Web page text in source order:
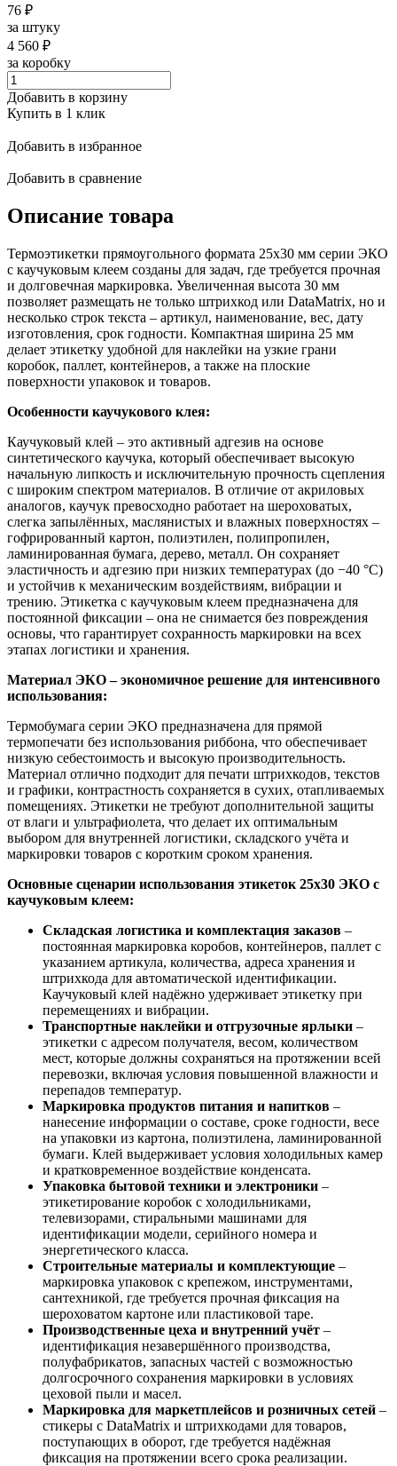
76 ₽
за штуку
4 560 ₽
за коробку
Добавить в корзину
Купить в 1 клик
Добавить в избранное
Добавить в сравнение
Описание товара
Термоэтикетки прямоугольного формата 25x30 мм серии ЭКО
с каучуковым клеем созданы для задач, где требуется прочная
и долговечная маркировка. Увеличенная высота 30 мм
позволяет размещать не только штрихкод или DataMatrix, но и
несколько строк текста – артикул, наименование, вес, дату
изготовления, срок годности. Компактная ширина 25 мм
делает этикетку удобной для наклейки на узкие грани
коробок, паллет, контейнеров, а также на плоские
поверхности упаковок и товаров.
Особенности каучукового клея:
Каучуковый клей – это активный адгезив на основе
синтетического каучука, который обеспечивает высокую
начальную липкость и исключительную прочность сцепления
с широким спектром материалов. В отличие от акриловых
аналогов, каучук превосходно работает на шероховатых,
слегка запылённых, маслянистых и влажных поверхностях –
гофрированный картон, полиэтилен, полипропилен,
ламинированная бумага, дерево, металл. Он сохраняет
эластичность и адгезию при низких температурах (до −40 °C)
и устойчив к механическим воздействиям, вибрации и
трению. Этикетка с каучуковым клеем предназначена для
постоянной фиксации – она не снимается без повреждения
основы, что гарантирует сохранность маркировки на всех
этапах логистики и хранения.
Материал ЭКО – экономичное решение для интенсивного
использования:
Термобумага серии ЭКО предназначена для прямой
термопечати без использования риббона, что обеспечивает
низкую себестоимость и высокую производительность.
Материал отлично подходит для печати штрихкодов, текстов
и графики, контрастность сохраняется в сухих, отапливаемых
помещениях. Этикетки не требуют дополнительной защиты
от влаги и ультрафиолета, что делает их оптимальным
выбором для внутренней логистики, складского учёта и
маркировки товаров с коротким сроком хранения.
Основные сценарии использования этикеток 25x30 ЭКО с
каучуковым клеем:
Складская логистика и комплектация заказов –
постоянная маркировка коробов, контейнеров, паллет с
указанием артикула, количества, адреса хранения и
штрихкода для автоматической идентификации.
Каучуковый клей надёжно удерживает этикетку при
перемещениях и вибрации.
Транспортные наклейки и отгрузочные ярлыки –
этикетки с адресом получателя, весом, количеством
мест, которые должны сохраняться на протяжении всей
перевозки, включая условия повышенной влажности и
перепадов температур.
Маркировка продуктов питания и напитков –
нанесение информации о составе, сроке годности, весе
на упаковки из картона, полиэтилена, ламинированной
бумаги. Клей выдерживает условия холодильных камер
и кратковременное воздействие конденсата.
Упаковка бытовой техники и электроники –
этикетирование коробок с холодильниками,
телевизорами, стиральными машинами для
идентификации модели, серийного номера и
энергетического класса.
Строительные материалы и комплектующие –
маркировка упаковок с крепежом, инструментами,
сантехникой, где требуется прочная фиксация на
шероховатом картоне или пластиковой таре.
Производственные цеха и внутренний учёт –
идентификация незавершённого производства,
полуфабрикатов, запасных частей с возможностью
долгосрочного сохранения маркировки в условиях
цеховой пыли и масел.
Маркировка для маркетплейсов и розничных сетей –
стикеры с DataMatrix и штрихкодами для товаров,
поступающих в оборот, где требуется надёжная
фиксация на протяжении всего срока реализации.